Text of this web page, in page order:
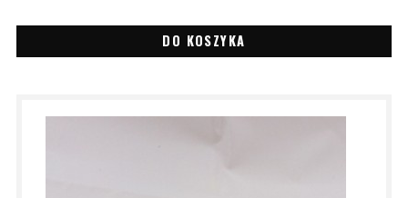
DO KOSZYKA